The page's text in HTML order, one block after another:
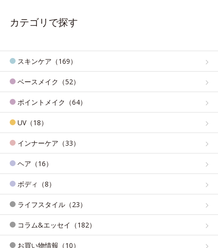
カテゴリで探す
スキンケア（169）
ベースメイク（52）
ポイントメイク（64）
UV（18）
インナーケア（33）
ヘア（16）
ボディ（8）
ライフスタイル（23）
コラム&エッセイ（182）
お買い物情報（10）